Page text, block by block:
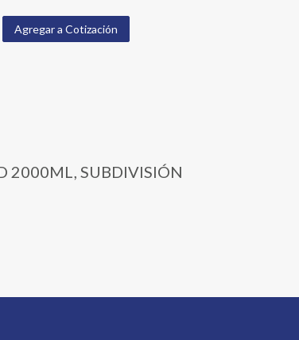
Agregar a Cotización
2000ML, SUBDIVISIÓN